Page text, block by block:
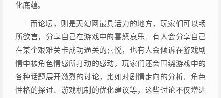
化底蕴。
而论坛，则是天幻网最具活力的地方，玩家们可以畅
所欲言，分享自己在游戏中的喜怒哀乐，有人会分享自己
在某个艰难关卡成功通关的喜悦，也有人会倾诉在游戏剧
情中被角色情感所打动的感动，玩家们还会围绕游戏中的
各种话题展开激烈的讨论，比如对剧情走向的分析、角色
性格的探讨、游戏机制的优化建议等，这些讨论不仅增进